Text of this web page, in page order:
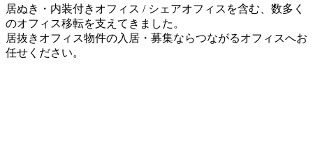
居ぬき・内装付きオフィス / シェアオフィスを含む、数多く
のオフィス移転を支えてきました。
居抜きオフィス物件の入居・募集ならつながるオフィスへお
任せください。